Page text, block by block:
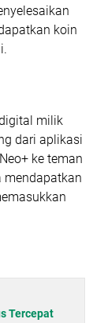
koin
milik
dari aplikasi
ke teman
mendapatkan
Tercepat